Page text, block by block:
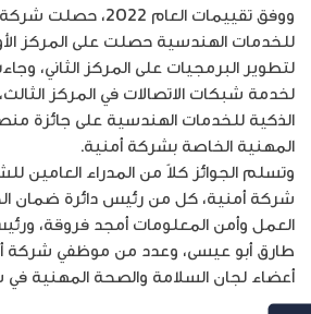
ووفق تقييمات العام
للخدمات الهندسية حصلت على المركز
لتطوير البرمجيات على المركز الثاني،
لخدمة شبكات الاتصالات في المركز
الذكية للخدمات الهندسية على جائزة
المهنية الخاصة بشركة أمنية.
وتسلم الجوائز كلاً من المدراء العامين
شركة أمنية، كل من رئيس دائرة ضمان
العمل وأمن المعلومات أمجد فروقة،
طارق أبو عيسى، وعدد من موظفي شركة
أعضاء لجان السلامة والصحة المهنية